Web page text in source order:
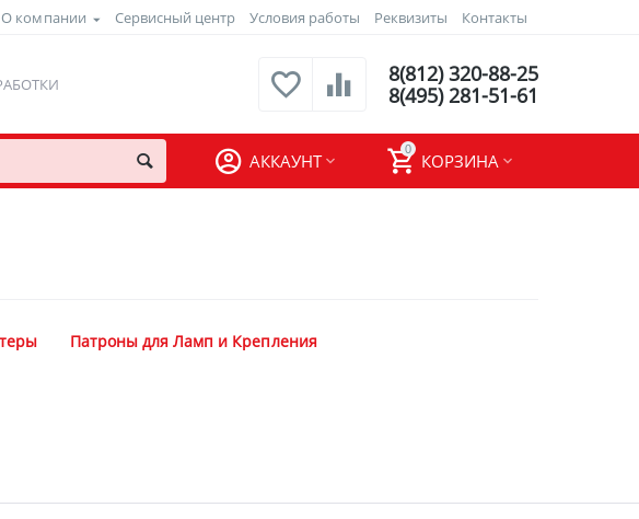
О компании Сервисный центр Условия работы Реквизиты Контакты
8(812) 320-88-25
8(495) 281-51-61
0
КОРЗИНА
АККАУНТ
Патроны для Ламп и Крепления